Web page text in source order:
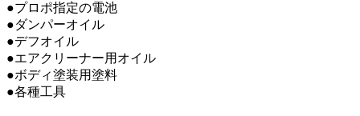
●プロポ指定の電池
●ダンパーオイル
●デフオイル
●エアクリーナー用オイル
●ボディ塗装用塗料
●各種工具